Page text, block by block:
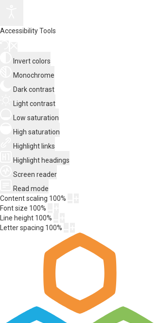
Accessibility Tools
Invert colors
Monochrome
Dark contrast
Light contrast
Low saturation
High saturation
Highlight links
Highlight headings
Screen reader
Read mode
Content scaling 100%
Font size 100%
Line height 100%
Letter spacing 100%